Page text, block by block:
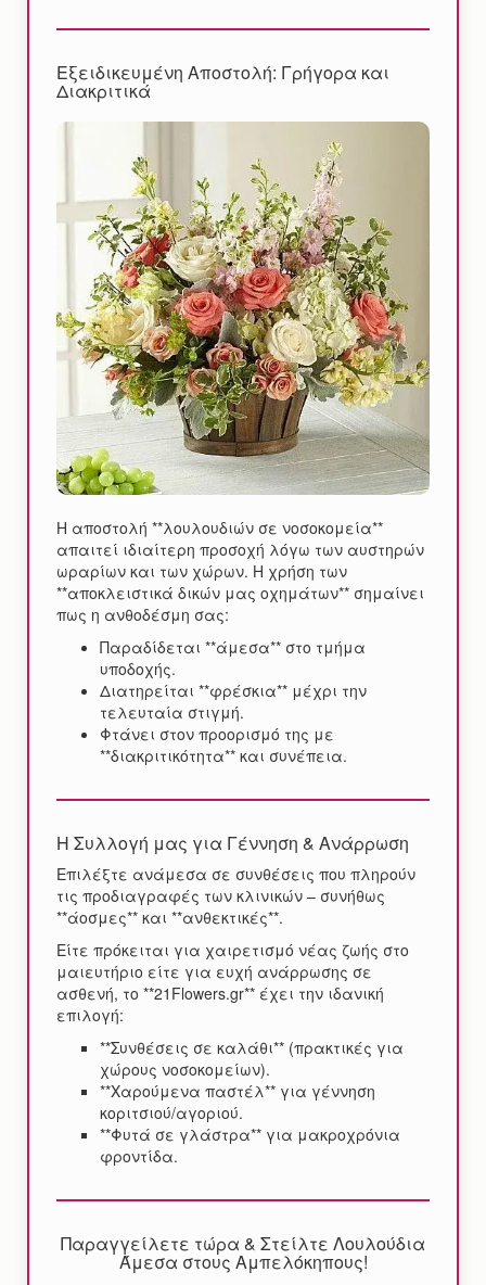
Εξειδικευμένη Αποστολή: Γρήγορα και
Διακριτικά
Η αποστολή **λουλουδιών σε νοσοκομεία**
απαιτεί ιδιαίτερη προσοχή λόγω των αυστηρών
ωραρίων και των χώρων. Η χρήση των
**αποκλειστικά δικών μας οχημάτων** σημαίνει
πως η ανθοδέσμη σας:
Παραδίδεται **άμεσα** στο τμήμα
υποδοχής.
Διατηρείται **φρέσκια** μέχρι την
τελευταία στιγμή.
Φτάνει στον προορισμό της με
**διακριτικότητα** και συνέπεια.
Η Συλλογή μας για Γέννηση & Ανάρρωση
Επιλέξτε ανάμεσα σε συνθέσεις που πληρούν
τις προδιαγραφές των κλινικών – συνήθως
**άοσμες** και **ανθεκτικές**.
Είτε πρόκειται για χαιρετισμό νέας ζωής στο
μαιευτήριο είτε για ευχή ανάρρωσης σε
ασθενή, το **21Flowers.gr** έχει την ιδανική
επιλογή:
**Συνθέσεις σε καλάθι** (πρακτικές για
χώρους νοσοκομείων).
**Χαρούμενα παστέλ** για γέννηση
κοριτσιού/αγοριού.
**Φυτά σε γλάστρα** για μακροχρόνια
φροντίδα.
Παραγγείλετε τώρα & Στείλτε Λουλούδια
Άμεσα στους Αμπελόκηπους!